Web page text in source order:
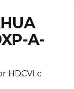
A-
HDCVI с